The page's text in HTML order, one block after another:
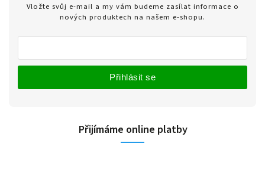
Vložte svůj e-mail a my vám budeme zasílat informace o
nových produktech na našem e-shopu.
Přihlásit se
Přijímáme online platby